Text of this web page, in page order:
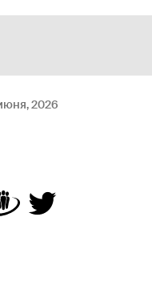
2026